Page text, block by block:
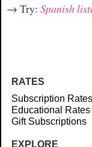
→ Try: Spanish
RATES
Subscription Rates
Educational Rates
Gift Subscriptions
EXPLORE